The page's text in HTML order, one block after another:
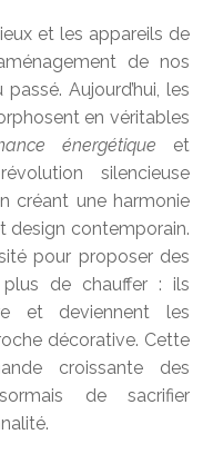
et les appareils de
de nos
Aujourd’hui, les
en véritables
énergétique et
silencieuse
créant une harmonie
design contemporain.
pour proposer des
de chauffer : ils
et deviennent les
décorative. Cette
croissante des
de sacrifier